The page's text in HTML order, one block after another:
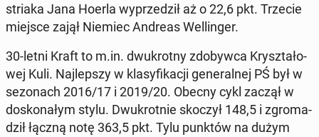
stria­ka Jana Hoerla wy­prze­dził aż o 22,6 pkt. Trzecie
miejsce zajął Niemiec Andreas Wel­lin­ger.
30-letni Kraft to m.in. dwu­krot­ny zdo­byw­ca Krysz­ta­ło­
wej Kuli. Naj­lep­szy w kla­sy­fi­ka­cji ge­ne­ral­nej PŚ był w
se­zo­nach 2016/17 i 2019/20. Obecny cykl zaczął w
do­sko­na­łym stylu. Dwu­krot­nie skoczył 148,5 i zgro­ma­
dził łączną notę 363,5 pkt. Tylu punktów na dużym